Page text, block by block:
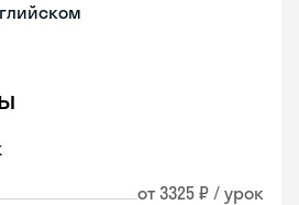
от 3325 ₽ / урок